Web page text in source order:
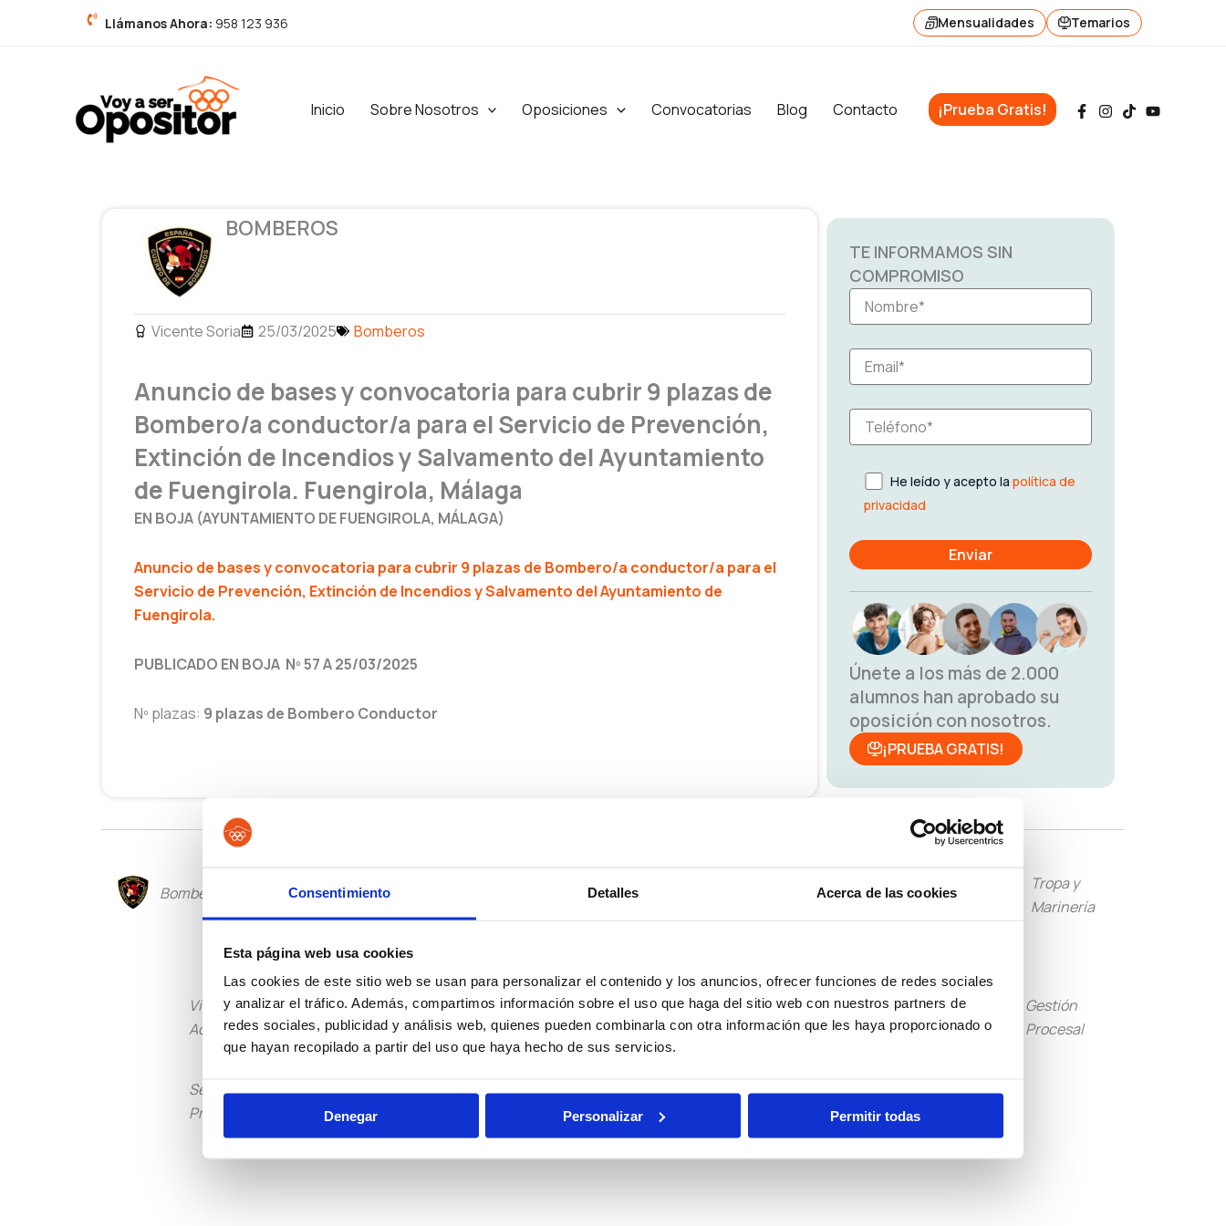
Consentimiento Detalles Acerca de las cookies
Esta página web usa cookies
Las cookies de este sitio web se usan para personalizar el contenido y los anuncios, ofrecer funciones de redes sociales
y analizar el tráfico. Además, compartimos información sobre el uso que haga del sitio web con nuestros partners de
redes sociales, publicidad y análisis web, quienes pueden combinarla con otra información que les haya proporcionado o
que hayan recopilado a partir del uso que haya hecho de sus servicios.
Denegar Personalizar Permitir todas
Llámanos Ahora: 958 123 936 Mensualidades Temarios
Inicio Sobre Nosotros Oposiciones Convocatorias Blog Contacto ¡Prueba Gratis!
BOMBEROS
Vicente Soria 25/03/2025 Bomberos
Anuncio de bases y convocatoria para cubrir 9 plazas de
Bombero/a conductor/a para el Servicio de Prevención,
Extinción de Incendios y Salvamento del Ayuntamiento
de Fuengirola. Fuengirola, Málaga
EN BOJA (AYUNTAMIENTO DE FUENGIROLA, MÁLAGA)
Anuncio de bases y convocatoria para cubrir 9 plazas de Bombero/a conductor/a para el
Servicio de Prevención, Extinción de Incendios y Salvamento del Ayuntamiento de
Fuengirola.
PUBLICADO EN BOJA Nº 57 A 25/03/2025
Nº plazas: 9 plazas de Bombero Conductor
TE INFORMAMOS SIN
COMPROMISO
He leído y acepto lapolítica de
privacidad
Únete a los más de 2.000
alumnos han aprobado su
oposición con nosotros.
¡PRUEBA GRATIS!
Bomberos Policía Local
Guardia
Tropa y
Marinería
Vigilancia
Aduanera
Instituciones
Penitenciarias
Oposiciones
de Justicia
Auxilio
Judicial
Tramitación
Procesal
Gestión
Procesal
Seguridad
Privada
Guarda
Rural
Pruebas
Físicas
Becas
Otras
Convocatorias